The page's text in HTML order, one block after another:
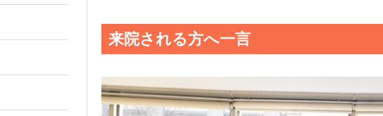
来院される方へ一言